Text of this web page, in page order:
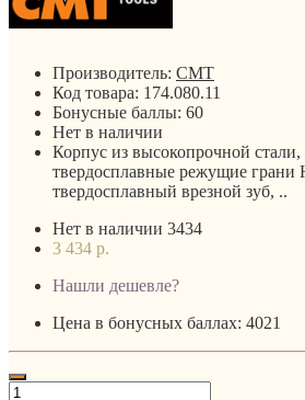
Производитель: CMT
Код товара: 174.080.11
Бонусные баллы: 60
Нет в наличии
Корпус из высокопрочной
твердосплавные режущие
твердосплавный врезной зуб, ..
Нет в наличии 3434
3 434 р.
Нашли дешевле?
Цена в бонусных баллах: 4021